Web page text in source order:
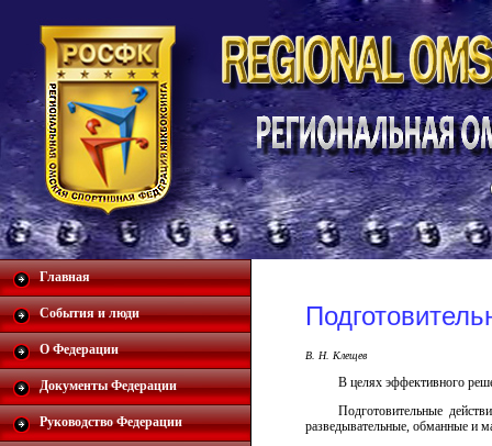
Главная
События и люди
О Федерации
Документы Федерации
Руководство Федерации
В. Н. Клещев
В целях эффективного
Подготовительные
разведывательные, обманные и